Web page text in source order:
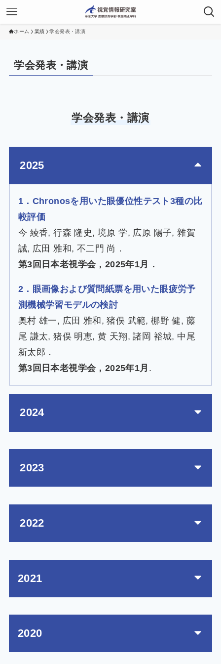
ホーム 業績 学会発表・講演
学会発表・講演
学会発表・講演
2025
1．Chronosを用いた眼優位性テスト3種の比
較評価
今 綾香, 行森 隆史, 境原 学, 広原 陽子, 雜賀
誠, 広田 雅和, 不二門 尚．
第3回日本老視学会，2025年1月．
2．眼画像および質問紙票を用いた眼疲労予
測機械学習モデルの検討
奥村 雄一, 広田 雅和, 猪俣 武範, 梛野 健, 藤
尾 謙太, 猪俣 明恵, 黄 天翔, 諸岡 裕城, 中尾
新太郎．
第3回日本老視学会，2025年1月 .
2024
2023
2022
2021
2020